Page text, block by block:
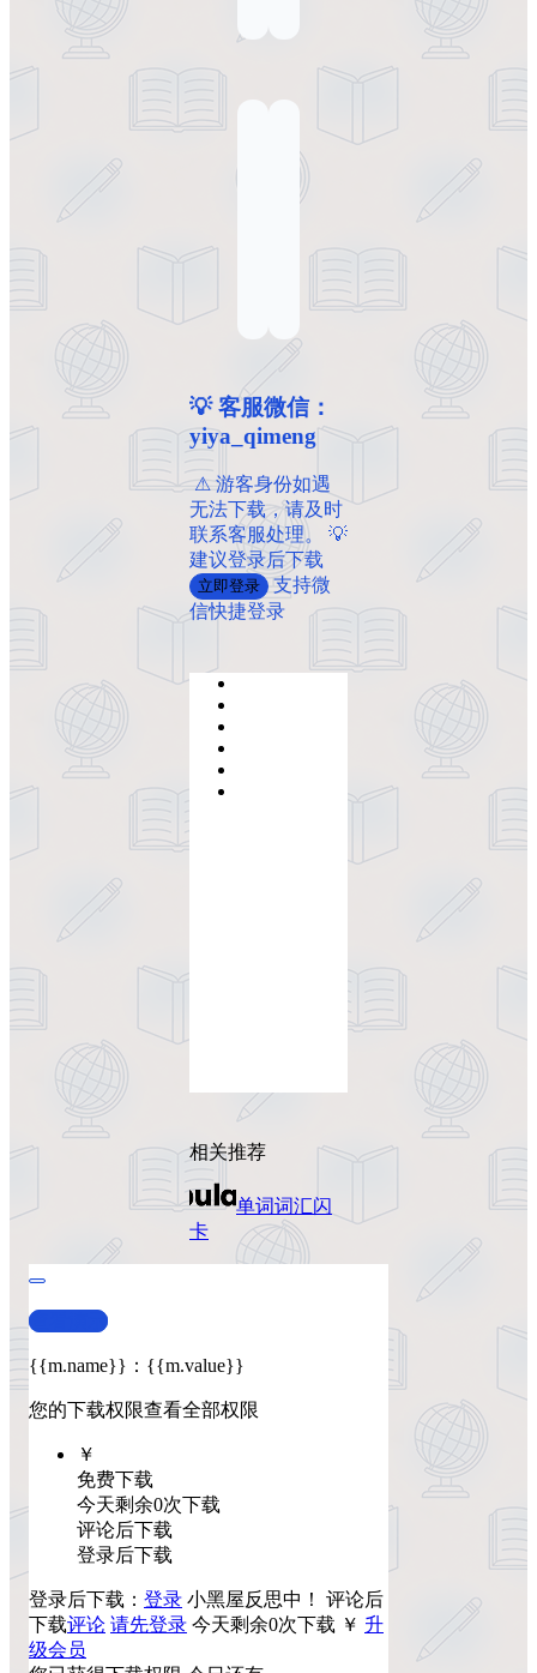
💡 客服微信：
yiya_qimeng
️ ️⚠ 游客身份如遇
无法下载，请及时
联系客服处理。 💡
建议登录后下载
立即登录 支持微
信快捷登录
相关推荐
单词词汇闪
卡
查看演示
{{m.name}} ： {{m.value}}
您的下载权限查看全部权限
￥
免费下载
今天剩余0次下载
评论后下载
登录后下载
登录后下载： 登录 小黑屋反思中！ 评论后
下载评论 请先登录 今天剩余0次下载 ￥ 升
级会员